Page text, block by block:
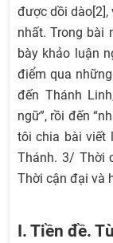
được dồi dào[2],
nhất. Trong bài
bày khảo luận
điểm qua
đến Thánh
ngữ”, rồi đến
tôi chia bài viết
Thánh. 3/ Thời
Thời cận đại và
I. Tiền đề.